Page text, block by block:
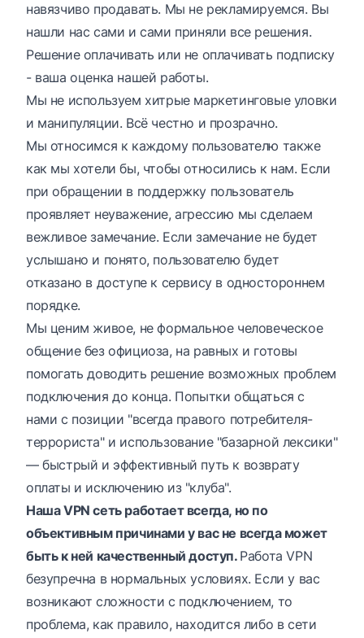
навязчиво продавать. Мы не рекламируемся. Вы
нашли нас сами и сами приняли все решения.
Решение оплачивать или не оплачивать подписку
- ваша оценка нашей работы.
Мы не используем хитрые маркетинговые уловки
и манипуляции. Всё честно и прозрачно.
Мы относимся к каждому пользователю также
как мы хотели бы, чтобы относились к нам. Если
при обращении в поддержку пользователь
проявляет неуважение, агрессию мы сделаем
вежливое замечание. Если замечание не будет
услышано и понято, пользователю будет
отказано в доступе к сервису в одностороннем
порядке.
Мы ценим живое, не формальное человеческое
общение без официоза, на равных и готовы
помогать доводить решение возможных проблем
подключения до конца. Попытки общаться с
нами с позиции "всегда правого потребителя-
террориста" и использование "базарной лексики"
— быстрый и эффективный путь к возврату
оплаты и исключению из "клуба".
Наша VPN сеть работает всегда, но по
объективным причинами у вас не всегда может
быть к ней качественный доступ. Работа VPN
безупречна в нормальных условиях. Если у вас
возникают сложности с подключением, то
проблема, как правило, находится либо в сети